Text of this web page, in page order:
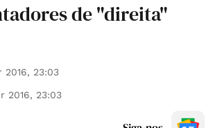
de "direita"
2016, 23:03
2016, 23:03